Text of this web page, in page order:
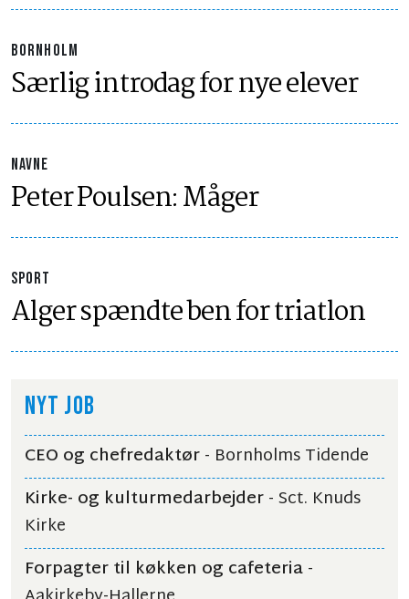
BORNHOLM
Særlig introdag for nye elever
NAVNE
Peter Poulsen: Måger
SPORT
Alger spændte ben for triatlon
NYT JOB
CEO og chefredaktør- Bornholms Tidende
Kirke- og kulturmedarbejder- Sct. Knuds
Kirke
Forpagter til køkken og cafeteria-